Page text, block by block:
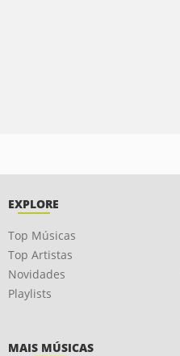
EXPLORE
Top Músicas
Top Artistas
Novidades
Playlists
MAIS MÚSICAS